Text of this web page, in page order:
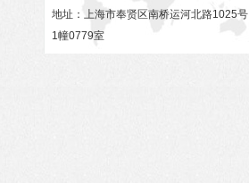
地址：上海市奉贤区南桥运河北路1025号
1幢0779室